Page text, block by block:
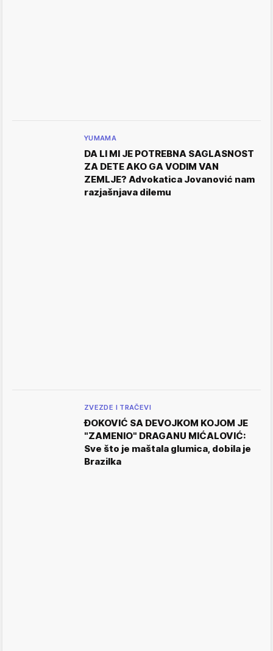
YUMAMA
DA LI MI JE POTREBNA SAGLASNOST
ZA DETE AKO GA VODIM VAN
ZEMLJE? Advokatica Jovanović nam
razjašnjava dilemu
ZVEZDE I TRAČEVI
ĐOKOVIĆ SA DEVOJKOM KOJOM JE
"ZAMENIO" DRAGANU MIĆALOVIĆ:
Sve što je maštala glumica, dobila je
Brazilka